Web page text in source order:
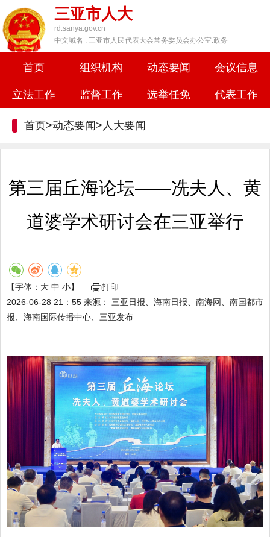
三亚市人大
rd.sanya.gov.cn
中文域名 : 三亚市人民代表大会常务委员会办公室.政务
首页 组织机构 动态要闻 会议信息
立法工作 监督工作 选举任免 代表工作
首页>动态要闻> 人大要闻
第三届丘海论坛——冼夫人、黄
道婆学术研讨会在三亚举行
【字体： 大 中 小】
打印
2026-06-28 21：55 来源：
三亚日报、海南日报、南海网、南国都市
报、海南国际传播中心、三亚发布